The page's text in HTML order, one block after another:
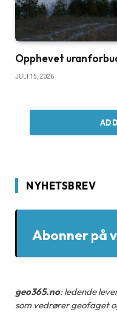
Opphevet
JULI 15, 2026
NYHETSBREV
Abonner på
geo365.no: ledende
som vedrører geofaget